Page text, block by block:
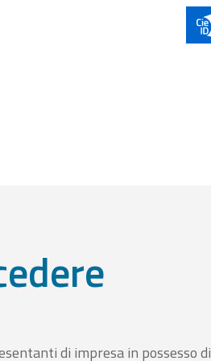
di impresa in possesso di